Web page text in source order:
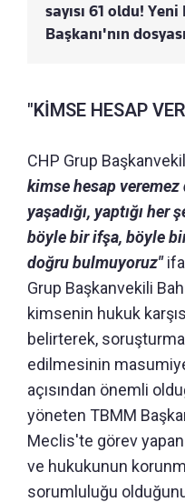
sayısı 61 oldu!
Başkanı'nın
"KİMSE HESAP
CHP Grup
kimse hesap
yaşadığı, yaptığı her
böyle bir ifşa, böyle
doğru bulmuyoruz"
Grup Başkanvekili
kimsenin hukuk
belirterek,
edilmesinin
açısından önemli
yöneten TBMM
Meclis'te görev
ve hukukunun
sorumluluğu